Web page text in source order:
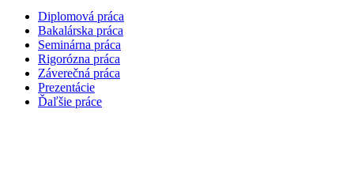
Diplomová práca
Bakalárska práca
Seminárna práca
Rigorózna práca
Záverečná práca
Prezentácie
Ďaľšie práce